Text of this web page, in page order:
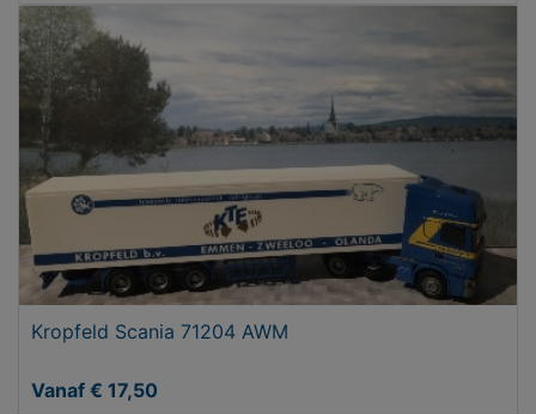
Kropfeld Scania 71204 AWM
Vanaf € 17,50